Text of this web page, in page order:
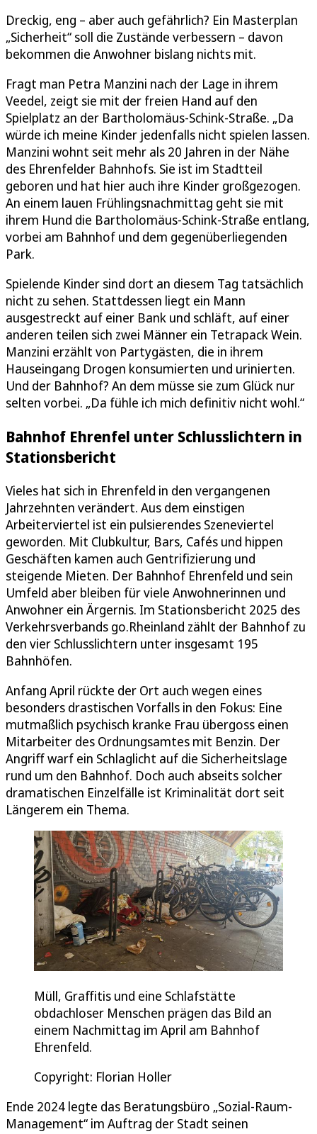
Dreckig, eng – aber auch gefährlich? Ein Masterplan
„Sicherheit“ soll die Zustände verbessern – davon
bekommen die Anwohner bislang nichts mit.
Fragt man Petra Manzini nach der Lage in ihrem
Veedel, zeigt sie mit der freien Hand auf den
Spielplatz an der Bartholomäus-Schink-Straße. „Da
würde ich meine Kinder jedenfalls nicht spielen lassen.
Manzini wohnt seit mehr als 20 Jahren in der Nähe
des Ehrenfelder Bahnhofs. Sie ist im Stadtteil
geboren und hat hier auch ihre Kinder großgezogen.
An einem lauen Frühlingsnachmittag geht sie mit
ihrem Hund die Bartholomäus-Schink-Straße entlang,
vorbei am Bahnhof und dem gegenüberliegenden
Park.
Spielende Kinder sind dort an diesem Tag tatsächlich
nicht zu sehen. Stattdessen liegt ein Mann
ausgestreckt auf einer Bank und schläft, auf einer
anderen teilen sich zwei Männer ein Tetrapack Wein.
Manzini erzählt von Partygästen, die in ihrem
Hauseingang Drogen konsumierten und urinierten.
Und der Bahnhof? An dem müsse sie zum Glück nur
selten vorbei. „Da fühle ich mich definitiv nicht wohl.“
Bahnhof Ehrenfel unter Schlusslichtern in
Stationsbericht
Vieles hat sich in Ehrenfeld in den vergangenen
Jahrzehnten verändert. Aus dem einstigen
Arbeiterviertel ist ein pulsierendes Szeneviertel
geworden. Mit Clubkultur, Bars, Cafés und hippen
Geschäften kamen auch Gentrifizierung und
steigende Mieten. Der Bahnhof Ehrenfeld und sein
Umfeld aber bleiben für viele Anwohnerinnen und
Anwohner ein Ärgernis. Im Stationsbericht 2025 des
Verkehrsverbands go.Rheinland zählt der Bahnhof zu
den vier Schlusslichtern unter insgesamt 195
Bahnhöfen.
Anfang April rückte der Ort auch wegen eines
besonders drastischen Vorfalls in den Fokus: Eine
mutmaßlich psychisch kranke Frau übergoss einen
Mitarbeiter des Ordnungsamtes mit Benzin. Der
Angriff warf ein Schlaglicht auf die Sicherheitslage
rund um den Bahnhof. Doch auch abseits solcher
dramatischen Einzelfälle ist Kriminalität dort seit
Längerem ein Thema.
Müll, Graffitis und eine Schlafstätte
obdachloser Menschen prägen das Bild an
einem Nachmittag im April am Bahnhof
Ehrenfeld.
Copyright: Florian Holler
Ende 2024 legte das Beratungsbüro „Sozial-Raum-
Management“ im Auftrag der Stadt seinen